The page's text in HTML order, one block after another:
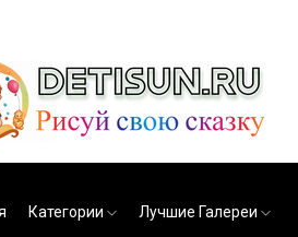
Категории Лучшие Галереи